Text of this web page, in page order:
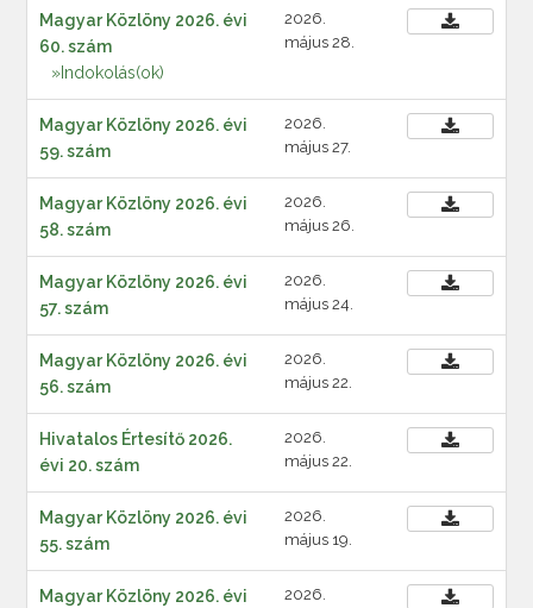
Magyar Közlöny 2026. évi
60. szám
»Indokolás(ok)
2026.
május 28.
Magyar Közlöny 2026. évi
59. szám
2026.
május 27.
Magyar Közlöny 2026. évi
58. szám
2026.
május 26.
Magyar Közlöny 2026. évi
57. szám
2026.
május 24.
Magyar Közlöny 2026. évi
56. szám
2026.
május 22.
Hivatalos Értesítő 2026.
évi 20. szám
2026.
május 22.
Magyar Közlöny 2026. évi
55. szám
2026.
május 19.
Magyar Közlöny 2026. évi
2026.